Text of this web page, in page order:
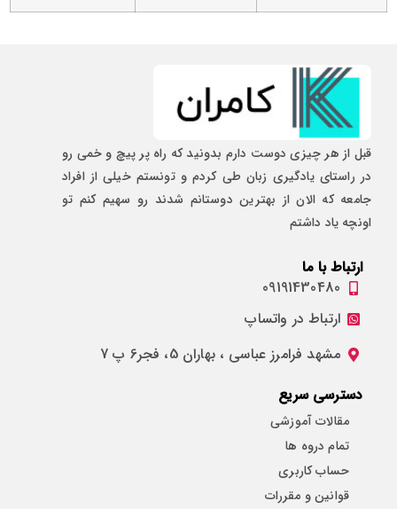
قبل از هر چیزی دوست دارم بدونید که راه پر پیچ و خمی رو
در راستای یادگیری زبان طی کردم و تونستم خیلی از افراد
جامعه که الان از بهترین دوستانم شدند رو سهیم کنم تو
اونچه یاد داشتم
ارتباط با ما
09191430480
ارتباط در واتساپ
مشهد فرامرز عباسی ، بهاران 5، فجر6 پ 7
دسترسی سریع
مقالات آموزشی
تمام دروه ها
حساب کاربری
قوانین و مقررات